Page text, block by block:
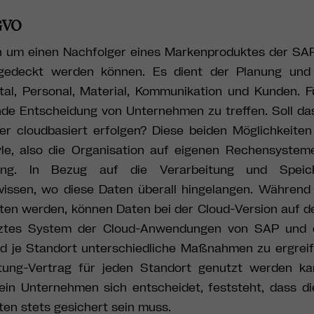
einen Nachfolger eines Markenproduktes der
werden können. Es dient der Planung
Personal, Material, Kommunikation und Kunden.
Entscheidung von Unternehmen zu treffen. Soll
cloudbasiert erfolgen? Diese beiden
also die Organisation auf eigenen
In Bezug auf die Verarbeitung und
wo diese Daten überall hingelangen.
werden, können Daten bei der Cloud-Version auf
System der Cloud-Anwendungen von SAP und
je Standort unterschiedliche Maßnahmen zu
Vertrag für jeden Standort genutzt werden
Unternehmen sich entscheidet, feststeht, dass
stets gesichert sein muss.